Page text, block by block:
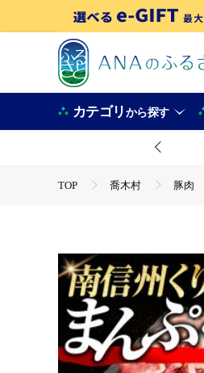
カテゴリから探す
TOP 喬木村 豚肉
TOP
肉 豚肉